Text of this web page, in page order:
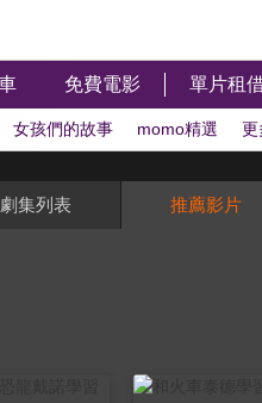
免費電影 單片租
女孩們的故事 momo精選 更
劇集列表 推薦影片